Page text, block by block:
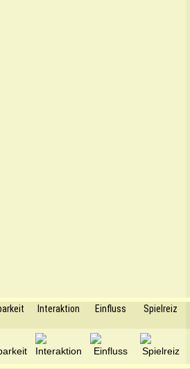
Interaktion Einfluss Spielreiz